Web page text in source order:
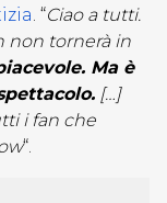
. “Ciao a tutti.
non tornerà in
Ma è
[…]
i fan che
“.